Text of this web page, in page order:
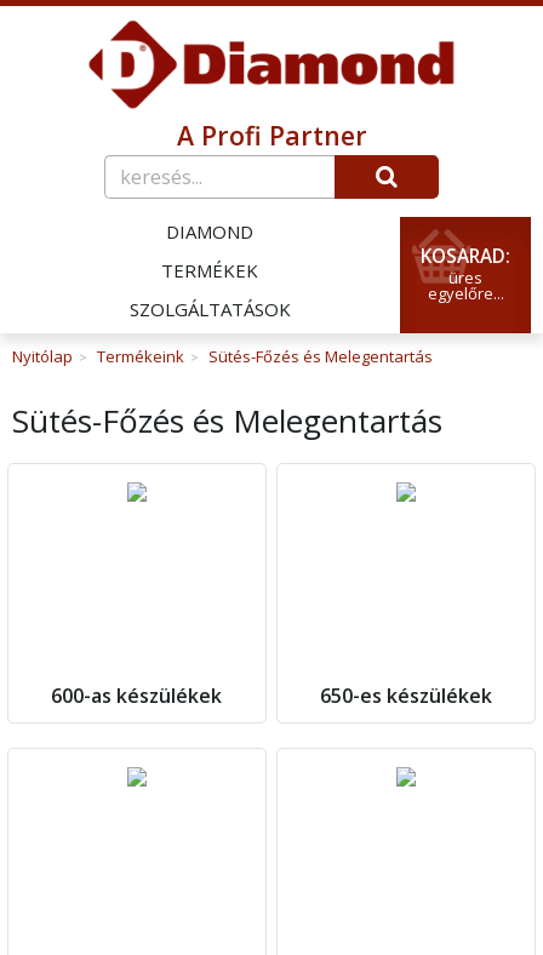
A Profi Partner
DIAMOND
TERMÉKEK
SZOLGÁLTATÁSOK
KOSARAD:
üres
egyelőre...
Nyitólap > Termékeink > Sütés-Főzés és Melegentartás
Sütés-Főzés és Melegentartás
600-as készülékek 650-es készülékek